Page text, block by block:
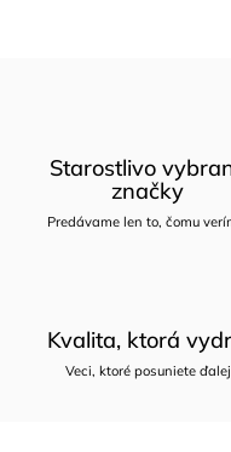
Starostlivo
značky
Predávame len to, čomu
Kvalita, ktorá
Veci, ktoré posuniete ďalej